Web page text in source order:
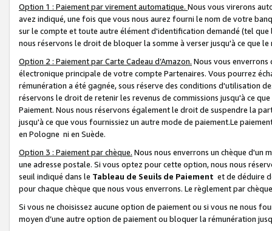
Option 1 : Paiement par virement automatique. Nous vous virerons
avez indiqué, une fois que vous nous aurez fourni le nom de votre
sur le compte et toute autre élément d'identification demandé (tel que
nous réservons le droit de bloquer la somme à verser jusqu'à ce que
Option 2 : Paiement par Carte Cadeau d’Amazon. Nous vous
électronique principale de votre compte Partenaires. Vous pourrez
rémunération a été gagnée, sous réserve des conditions d'utilisation
réservons le droit de retenir les revenus de commissions jusqu'à ce
Paiement. Nous nous réservons également le droit de suspendre la
jusqu'à ce que vous fournissiez un autre mode de paiement.Le
en Pologne ni en Suède.
Option 3 : Paiement par chèque. Nous nous enverrons un chèque d'un
une adresse postale. Si vous optez pour cette option, nous nous
seuil indiqué dans le Tableau de Seuils de Paiement et de déduire
pour chaque chèque que nous vous enverrons. Le règlement par
Si vous ne choisissez aucune option de paiement ou si vous ne nous
moyen d’une autre option de paiement ou bloquer la rémunération